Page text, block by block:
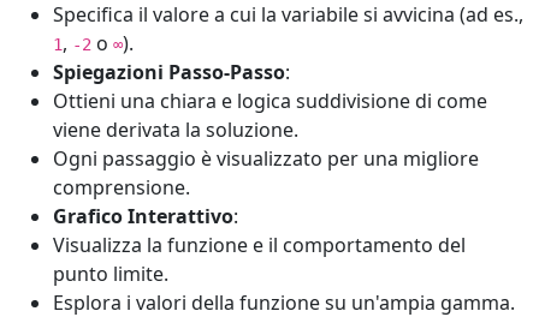
Specifica il valore a cui la variabile si avvicina (ad es.,
1, -2 o ∞).
Spiegazioni Passo-Passo:
Ottieni una chiara e logica suddivisione di come
viene derivata la soluzione.
Ogni passaggio è visualizzato per una migliore
comprensione.
Grafico Interattivo:
Visualizza la funzione e il comportamento del
punto limite.
Esplora i valori della funzione su un'ampia gamma.